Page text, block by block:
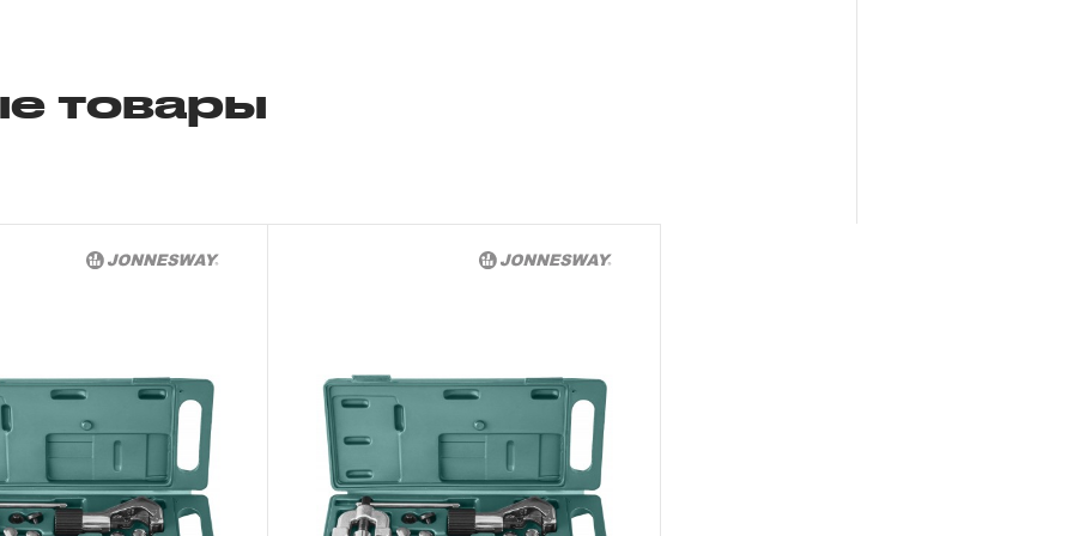
СХЕМУ (МЕХАНИЗМ) распространяется понятие «ограниченной
интенсивности.
2.3 Начало гарантийного срока, начало эксплуатации определяется по
дате продажи, указанной в гарантийном талоне продавцом
инструмента или документе, подтверждающим факт приобретения
изделия. В отдельных случаях, при реализации продукции на
промышленные предприятия, начало гарантийного срока может
товары